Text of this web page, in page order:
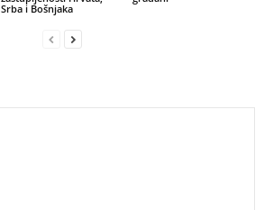
Srba i Bošnjaka